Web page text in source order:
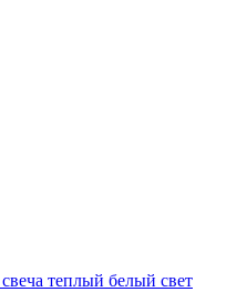
теплый белый свет